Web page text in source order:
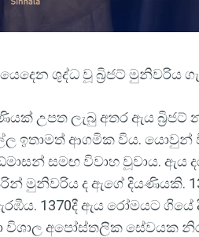
ශුද්ධ වූ බ්‍රිජට් මුනිවරිය
උපත ලැබු අතර ඇය බ්‍රිජට්
ඉතාමත් ආගමික විය. යොවුන්
සමඟ විවාහ වූවාය. ඇය
මුනිවරිය ද ඇගේ දියණියකි.
1370දී ඇය රෝමයට
අපෝස්තලික සේවයක